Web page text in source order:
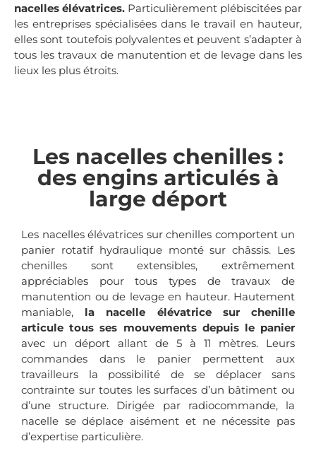
nacelles élévatrices. Particulièrement plébiscitées par
les entreprises spécialisées dans le travail en hauteur,
elles sont toutefois polyvalentes et peuvent s’adapter à
tous les travaux de manutention et de levage dans les
lieux les plus étroits.
Les nacelles chenilles :
des engins articulés à
large déport
Les nacelles élévatrices sur chenilles comportent un
panier rotatif hydraulique monté sur châssis. Les
chenilles sont extensibles, extrêmement
appréciables pour tous types de travaux de
manutention ou de levage en hauteur. Hautement
maniable, la nacelle élévatrice sur chenille
articule tous ses mouvements depuis le panier
avec un déport allant de 5 à 11 mètres. Leurs
commandes dans le panier permettent aux
travailleurs la possibilité de se déplacer sans
contrainte sur toutes les surfaces d’un bâtiment ou
d’une structure. Dirigée par radiocommande, la
nacelle se déplace aisément et ne nécessite pas
d’expertise particulière.